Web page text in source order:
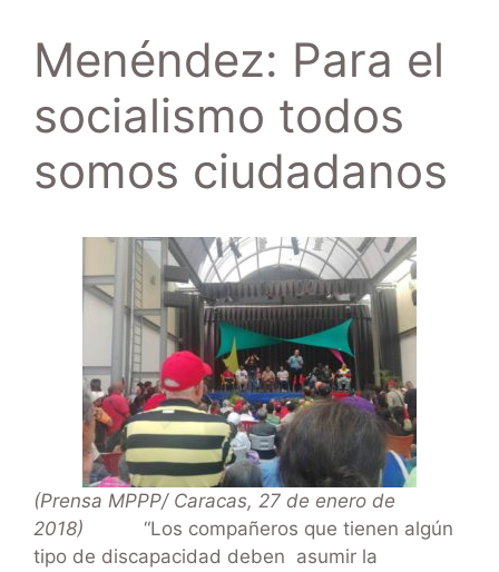
Menéndez: Para el
socialismo todos
somos ciudadanos
(Prensa MPPP/ Caracas, 27 de enero de
2018)
“Los compañeros que tienen algún
tipo de discapacidad deben asumir la